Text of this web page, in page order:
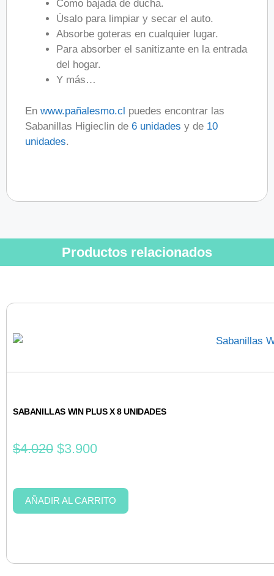
Como bajada de ducha.
Úsalo para limpiar y secar el auto.
Absorbe goteras en cualquier lugar.
Para absorber el sanitizante en la entrada
del hogar.
Y más…
En www.pañalesmo.cl puedes encontrar las
Sabanillas Higieclin de 6 unidades y de 10
unidades.
Productos relacionados
SABANILLAS WIN PLUS X 8 UNIDADES
$4.020 $3.900
AÑADIR AL CARRITO